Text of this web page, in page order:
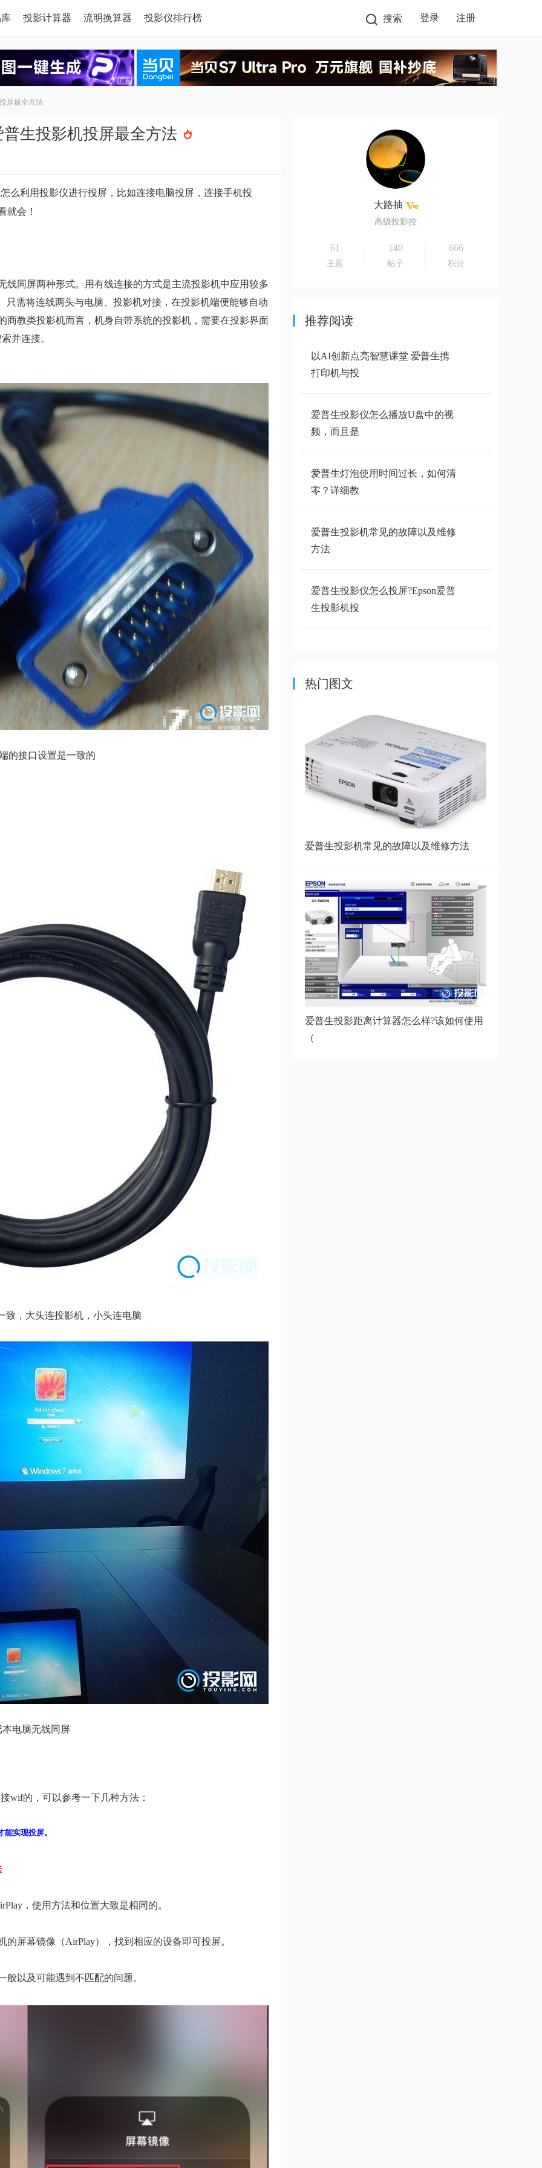
投影计算器 流明换算器 投影仪排行榜 搜索 登录 注册
屏最全方法
生投影机投屏最全方法
么利用投影仪进行投屏，比如连接电脑投屏，连接手机投
就会！
同屏两种形式。用有线连接的方式是主流投影机中应用较多
需将连线两头与电脑、投影机对接，在投影机端便能够自动
商教类投影机而言，机身自带系统的投影机，需要在投影界面
并连接。
的接口设置是一致的
致，大头连投影机，小头连电脑
本电脑无线同屏
wif的，可以参考一下几种方法：
实现投屏。
，使用方法和位置大致是相同的。
屏幕镜像（AirPlay），找到相应的设备即可投屏。
以及可能遇到不匹配的问题。
大路抽
高级投影控
61
主题
140
帖子
666
积分
推荐阅读
以AI创新点亮智慧课堂 爱普生携
打印机与投
爱普生投影仪怎么播放U盘中的视
频，而且是
爱普生灯泡使用时间过长，如何清
零？详细教
爱普生投影机常见的故障以及维修
方法
爱普生投影仪怎么投屏?Epson爱普
生投影机投
+投影距离
想自己制作爱普生投影机用的串口
电缆怎么弄
爱普生投影的图像模糊怎么办？详
细教程
爱普生投影仪参数表,高端爱普生
投影机参数
爱普生EF-15和当贝D5XPro哪款
好,爱普生EF-1
爱普生EF15投影仪测评:爱普生
EF15实测体验
热门图文
爱普生投影机常见的故障以及维修方法
爱普生投影距离计算器怎么样?该如何使用
（